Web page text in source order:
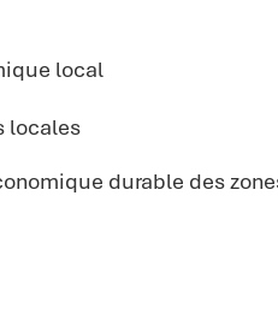
local
locales
durable des